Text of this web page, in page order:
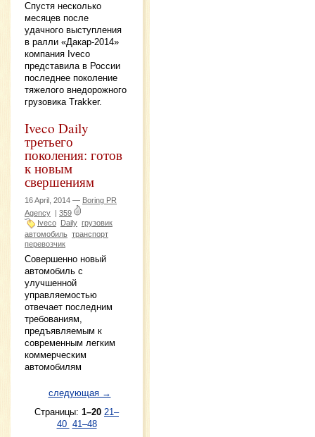
Спустя несколько
месяцев после
удачного выступления
в ралли «Дакар-2014»
компания Iveco
представила в России
последнее поколение
тяжелого внедорожного
грузовика Trakker.
Iveco Daily
третьего
поколения: готов
к новым
свершениям
16 April, 2014 — Boring PR
Agency | 359
Iveco Daily грузовик
автомобиль транспорт
перевозчик
Совершенно новый
автомобиль с
улучшенной
управляемостью
отвечает последним
требованиям,
предъявляемым к
современным легким
коммерческим
автомобилям
следующая →
Страницы: 1–20 21–
40 41–48